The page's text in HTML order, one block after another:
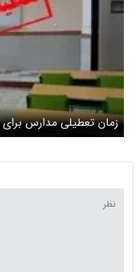
زمان تعطیلی مدارس برای